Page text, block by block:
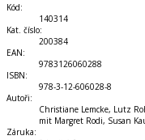
Kód:
140314
Kat. číslo:
200384
EAN:
9783126060288
ISBN:
978-3-12-606028-8
Autoři:
Christiane Lemcke, Lutz
mit Margret Rodi, Susan
Záruka: